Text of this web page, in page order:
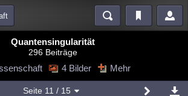
Blogs Videos
Neuigkeiten
Quantensingularität
296 Beiträge
4 Bilder Mehr
Seite 11 / 15